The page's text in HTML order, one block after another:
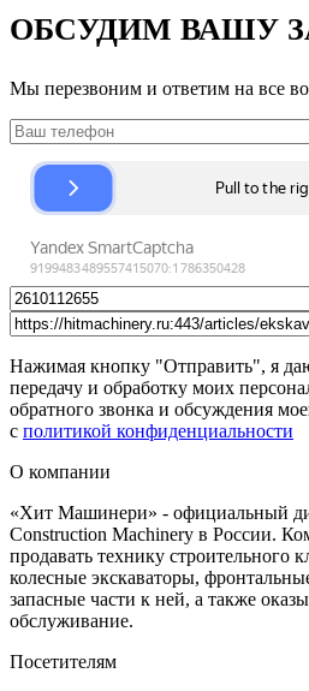
ОБСУДИМ ВАШУ
Мы перезвоним и ответим на все
Нажимая кнопку "Отправить", я
передачу и обработку моих
обратного звонка и обсуждения
с политикой конфиденциальности
О компании
«Хит Машинери» - официальный
Construction Machinery в России.
продавать технику строительного
колесные экскаваторы,
запасные части к ней, а также
обслуживание.
Посетителям